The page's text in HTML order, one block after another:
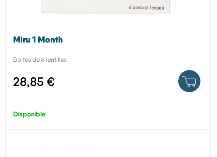
Miru 1 Month
Boites de 6 lentilles
28,85 €
Disponible